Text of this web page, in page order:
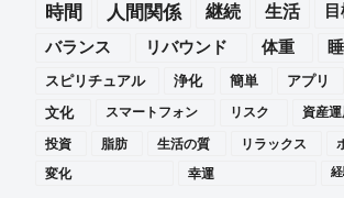
時間
人間関係 継続 生活
バランス
リバウンド 体重
スピリチュアル
浄化 簡単 アプリ
文化
スマートフォン リスク 資産運
投資
脂肪 生活の質 リラックス
変化
幸運